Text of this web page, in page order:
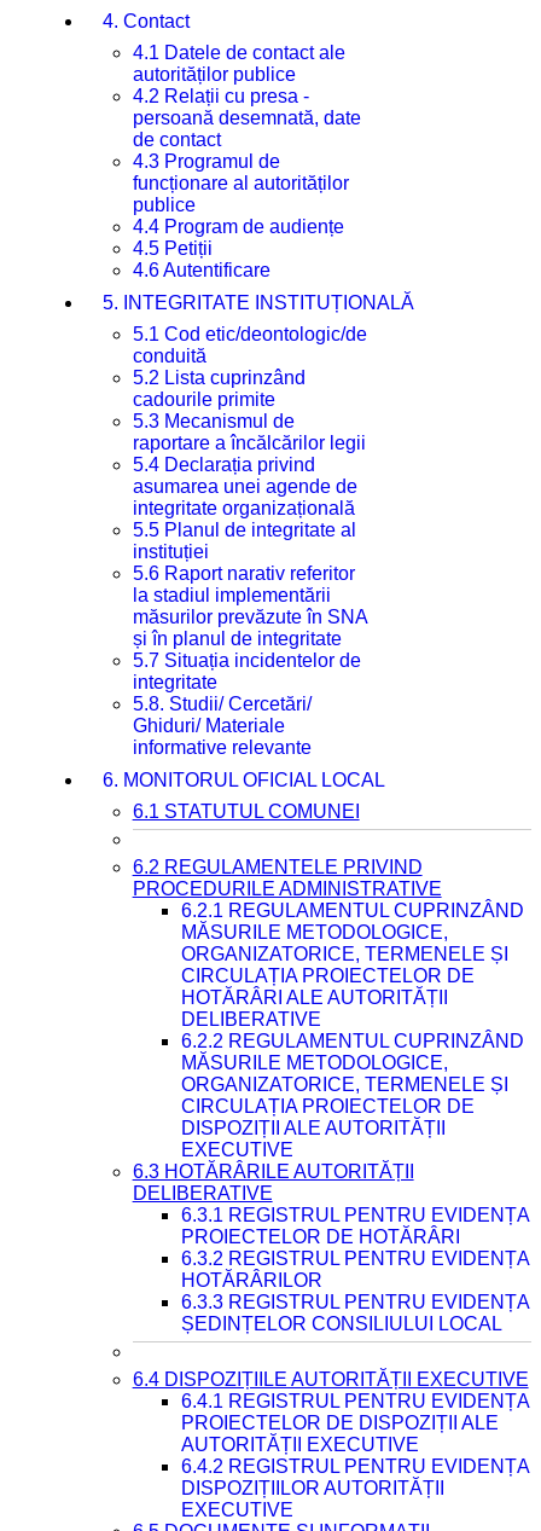
4. Contact
4.1 Datele de contact ale
autorităților publice
4.2 Relații cu presa -
persoană desemnată, date
de contact
4.3 Programul de
funcționare al autorităților
publice
4.4 Program de audiențe
4.5 Petiții
4.6 Autentificare
5. INTEGRITATE INSTITUȚIONALĂ
5.1 Cod etic/deontologic/de
conduită
5.2 Lista cuprinzând
cadourile primite
5.3 Mecanismul de
raportare a încălcărilor legii
5.4 Declarația privind
asumarea unei agende de
integritate organizațională
5.5 Planul de integritate al
instituției
5.6 Raport narativ referitor
la stadiul implementării
măsurilor prevăzute în SNA
și în planul de integritate
5.7 Situația incidentelor de
integritate
5.8. Studii/ Cercetări/
Ghiduri/ Materiale
informative relevante
6. MONITORUL OFICIAL LOCAL
6.1 STATUTUL COMUNEI
6.2 REGULAMENTELE PRIVIND
PROCEDURILE ADMINISTRATIVE
6.2.1 REGULAMENTUL CUPRINZÂND
MĂSURILE METODOLOGICE,
ORGANIZATORICE, TERMENELE ȘI
CIRCULAȚIA PROIECTELOR DE
HOTĂRÂRI ALE AUTORITĂȚII
DELIBERATIVE
6.2.2 REGULAMENTUL CUPRINZÂND
MĂSURILE METODOLOGICE,
ORGANIZATORICE, TERMENELE ȘI
CIRCULAȚIA PROIECTELOR DE
DISPOZIȚII ALE AUTORITĂȚII
EXECUTIVE
6.3 HOTĂRÂRILE AUTORITĂȚII
DELIBERATIVE
6.3.1 REGISTRUL PENTRU EVIDENȚA
PROIECTELOR DE HOTĂRÂRI
6.3.2 REGISTRUL PENTRU EVIDENȚA
HOTĂRÂRILOR
6.3.3 REGISTRUL PENTRU EVIDENȚA
ȘEDINȚELOR CONSILIULUI LOCAL
6.4 DISPOZIȚIILE AUTORITĂȚII EXECUTIVE
6.4.1 REGISTRUL PENTRU EVIDENȚA
PROIECTELOR DE DISPOZIȚII ALE
AUTORITĂȚII EXECUTIVE
6.4.2 REGISTRUL PENTRU EVIDENȚA
DISPOZIȚIILOR AUTORITĂȚII
EXECUTIVE